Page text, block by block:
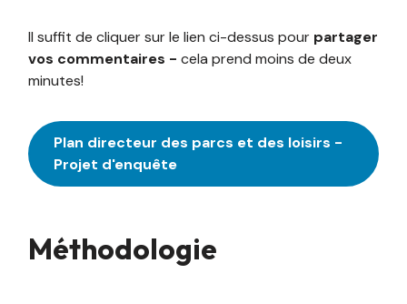
Il suffit de cliquer sur le lien ci-dessus pour partager
vos commentaires - cela prend moins de deux
minutes!
Plan directeur des parcs et des loisirs -
Projet d'enquête
Méthodologie